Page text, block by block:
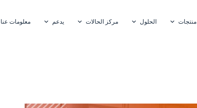
منتجات الحلول مركز الحالات يدعم معلومات عنا